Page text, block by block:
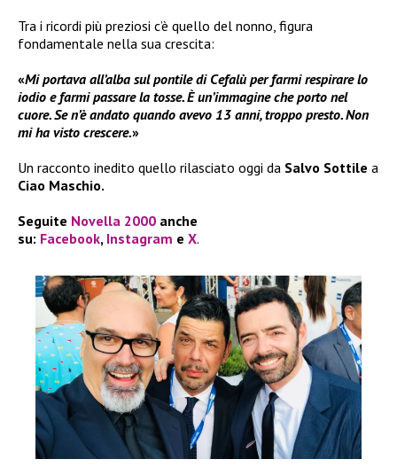
Tra i ricordi più preziosi c’è quello del nonno, figura
fondamentale nella sua crescita:
«Mi portava all’alba sul pontile di Cefalù per farmi respirare lo
iodio e farmi passare la tosse. È un’immagine che porto nel
cuore. Se n’è andato quando avevo 13 anni, troppo presto. Non
mi ha visto crescere.»
Un racconto inedito quello rilasciato oggi da Salvo Sottile a
Ciao Maschio.
Seguite Novella 2000 anche
su: Facebook, Instagram e X.